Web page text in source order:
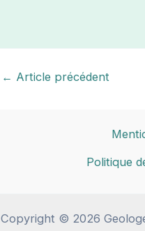
← Article précédent
Politique
Copyright © 2026